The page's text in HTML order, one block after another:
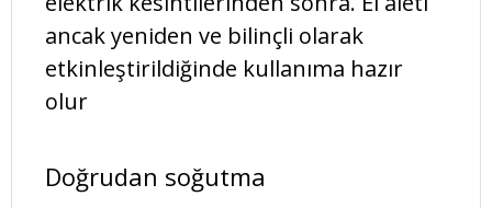
ancak yeniden ve bilinçli olarak
etkinleştirildiğinde kullanıma hazır
olur
Doğrudan soğutma